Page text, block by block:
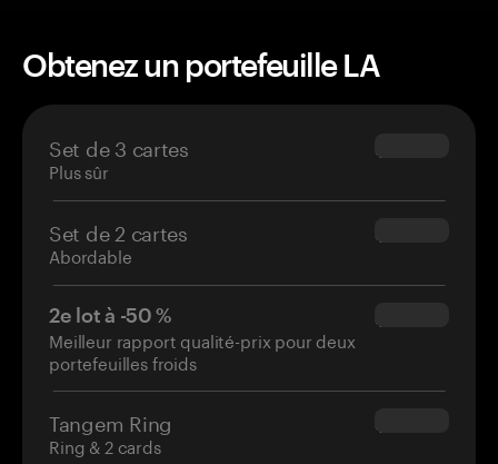
Obtenez un portefeuille LA
Set de 3 cartes
Plus sûr
$69.90
Set de 2 cartes
Abordable
$54.90
2e lot à -50 %
Meilleur rapport qualité-prix pour deux
portefeuilles froids
$34.95
Tangem Ring
Ring & 2 cards
$160.00